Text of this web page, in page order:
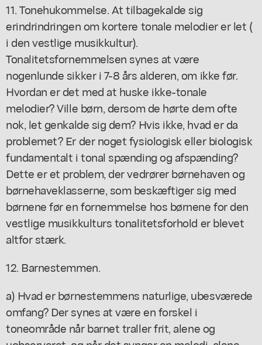
11. Tonehukommelse. At tilbagekalde sig
erindrindringen om kortere tonale melodier er let (
i den vestlige musikkultur).
Tonalitetsfornemmelsen synes at være
nogenlunde sikker i 7-8 års alderen, om ikke før.
Hvordan er det med at huske ikke-tonale
melodier? Ville børn, dersom de hørte dem ofte
nok, let genkalde sig dem? Hvis ikke, hvad er da
problemet? Er der noget fysiologisk eller biologisk
fundamentalt i tonal spænding og afspænding?
Dette er et problem, der vedrører børnehaven og
børnehaveklasserne, som beskæftiger sig med
børnene før en fornemmelse hos børnene for den
vestlige musikkulturs tonalitetsforhold er blevet
altfor stærk.
12. Barnestemmen.
a) Hvad er børnestemmens naturlige, ubesværede
omfang? Der synes at være en forskel i
toneområde når barnet traller frit, alene og